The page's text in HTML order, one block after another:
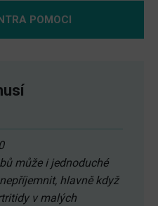
POMOCI
může i jednoduché
hlavně když
v malých